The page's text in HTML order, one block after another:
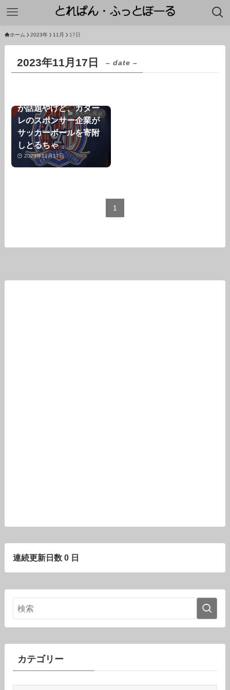
ホーム 2023年 11月 17日
2023年11月17日 – date –
カターレ富山
が話題やけど、カター
レのスポンサー企業が
サッカーボールを寄附
しとるちゃ
2023年11月17日
1
連続更新日数 0 日
カテゴリー